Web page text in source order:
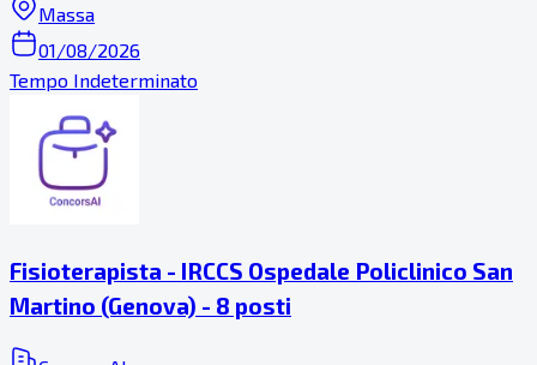
Massa
01/08/2026
Tempo Indeterminato
Fisioterapista - IRCCS Ospedale Policlinico San
Martino (Genova) - 8 posti